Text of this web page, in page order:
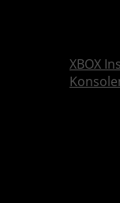
XBOX